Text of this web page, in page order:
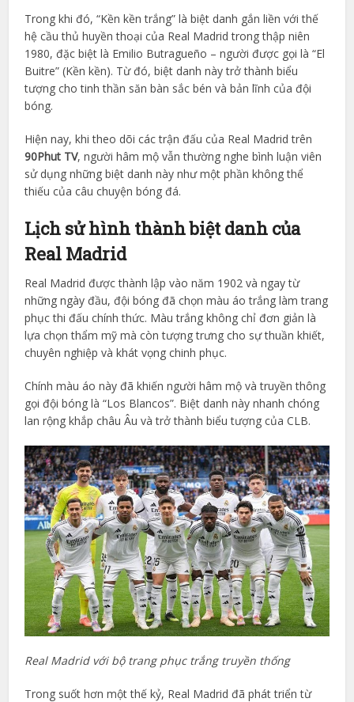
Trong khi đó, “Kền kền trắng” là biệt danh gắn liền với thế
hệ cầu thủ huyền thoại của Real Madrid trong thập niên
1980, đặc biệt là Emilio Butragueño – người được gọi là “El
Buitre” (Kền kền). Từ đó, biệt danh này trở thành biểu
tượng cho tinh thần săn bàn sắc bén và bản lĩnh của đội
bóng.
Hiện nay, khi theo dõi các trận đấu của Real Madrid trên
90Phut TV, người hâm mộ vẫn thường nghe bình luận viên
sử dụng những biệt danh này như một phần không thể
thiếu của câu chuyện bóng đá.
Lịch sử hình thành biệt danh của
Real Madrid
Real Madrid được thành lập vào năm 1902 và ngay từ
những ngày đầu, đội bóng đã chọn màu áo trắng làm trang
phục thi đấu chính thức. Màu trắng không chỉ đơn giản là
lựa chọn thẩm mỹ mà còn tượng trưng cho sự thuần khiết,
chuyên nghiệp và khát vọng chinh phục.
Chính màu áo này đã khiến người hâm mộ và truyền thông
gọi đội bóng là “Los Blancos”. Biệt danh này nhanh chóng
lan rộng khắp châu Âu và trở thành biểu tượng của CLB.
Real Madrid với bộ trang phục trắng truyền thống
Trong suốt hơn một thế kỷ, Real Madrid đã phát triển từ